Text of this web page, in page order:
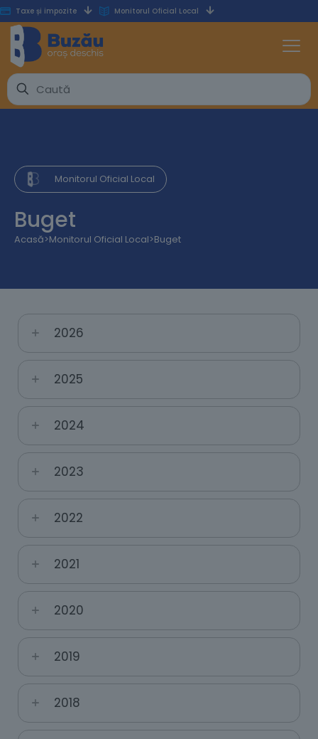
Taxe și impozite Monitorul Oficial Local
Monitorul Oficial Local
Buget
Acasă>Monitorul Oficial Local>Buget
2026
2025
2024
2023
2022
2021
2020
2019
2018